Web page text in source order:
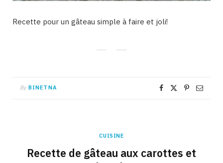
Recette pour un gâteau simple à faire et joli!
By BINETNA
CUISINE
Recette de gâteau aux carottes et